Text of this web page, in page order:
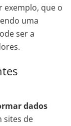
exemplo, que o
uma
ser a
dados
sites de